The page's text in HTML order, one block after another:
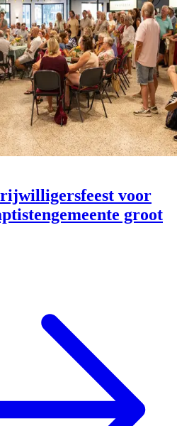
voor
groot